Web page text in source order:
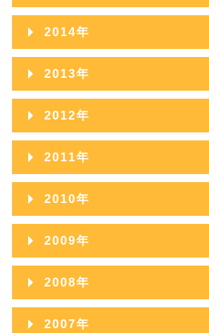
2017年10月
2017年09月
2017年08月
2017年07月
2017年06月
2017年05月
2017年03月
2017年02月
2017年01月
2016年11月
2016年10月
2016年09月
2016年08月
2016年07月
2016年06月
2016年05月
2016年03月
2016年02月
2015年12月
2015年11月
2015年10月
2015年09月
2015年08月
2015年07月
2015年06月
2015年05月
2015年03月
2014年
2014年12月
2014年11月
2014年10月
2014年09月
2014年08月
2014年07月
2014年06月
2014年05月
2013年
2013年12月
2013年11月
2013年10月
2013年09月
2013年08月
2013年07月
2013年06月
2012年
2012年12月
2012年11月
2012年10月
2012年09月
2012年08月
2012年07月
2011年
2011年12月
2011年11月
2011年10月
2011年09月
2011年08月
2010年
2010年12月
2010年11月
2010年10月
2009年
2009年12月
2009年11月
2008年
2008年12月
2007年